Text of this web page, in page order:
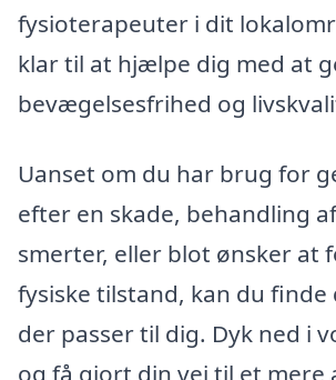
fysioterapeuter i dit
klar til at hjælpe dig med at
bevægelsesfrihed og
Uanset om du har brug for
efter en skade, behandling
smerter, eller blot ønsker at
fysiske tilstand, kan du finde
der passer til dig. Dyk ned i